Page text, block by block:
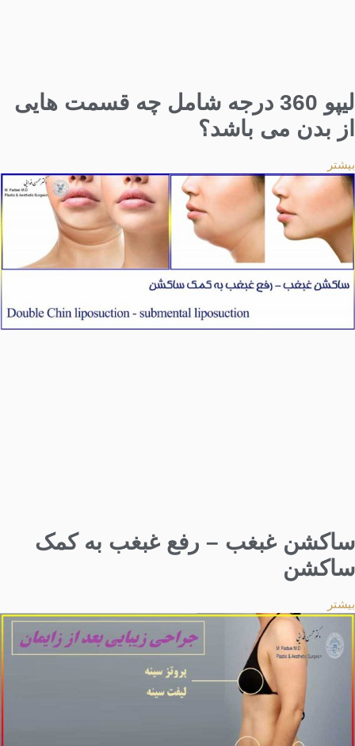
لیپو 360 درجه شامل چه قسمت هایی
از بدن می باشد؟
بیشتر
ساکشن غبغب – رفع غبغب به کمک
ساکشن
بیشتر